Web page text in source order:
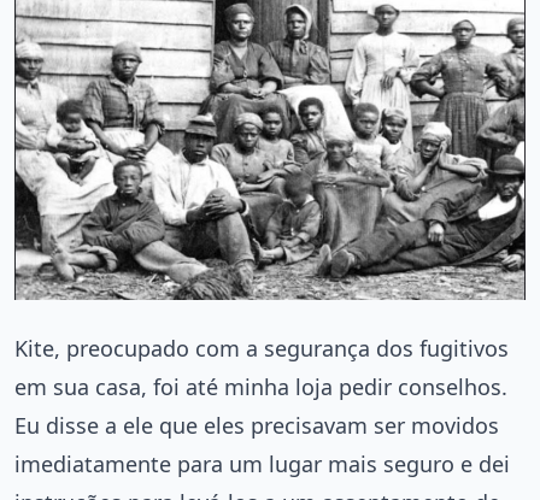
Kite, preocupado com a segurança dos fugitivos
em sua casa, foi até minha loja pedir conselhos.
Eu disse a ele que eles precisavam ser movidos
imediatamente para um lugar mais seguro e dei